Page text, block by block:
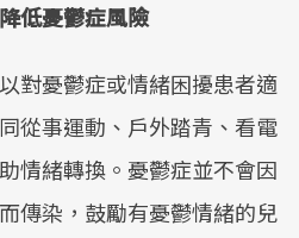
低憂鬱症風險
對憂鬱症或情緒困擾患者適
從事運動、戶外踏青、看電
情緒轉換。憂鬱症並不會因
傳染，鼓勵有憂鬱情緒的兒